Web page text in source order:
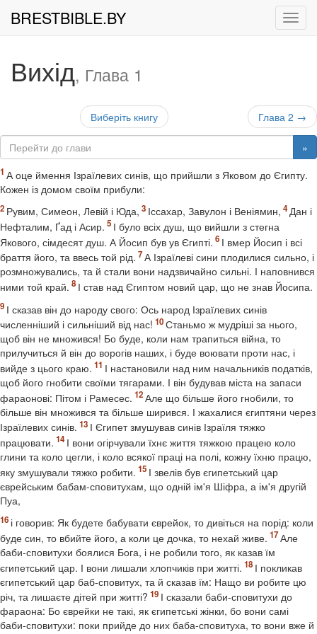
Рух
BRESTBIBLE.BY
Вихід, Глава 1
Виберіть книгу Глава 2 →
»
А оце ймення Ізраїлевих синів, що прийшли з Яковом до Єгипту.
Кожен із домом своїм прибули:
Рувим, Симеон, Левій і Юда,
Іссахар, Завулон і Веніямин,
Дан і
Нефталим, Ґад і Асир.
І було всіх душ, що вийшли з стегна
Якового, сімдесят душ. А Йосип був ув Єгипті.
І вмер Йосип і всі
браття його, та ввесь той рід.
А Ізраїлеві сини плодилися сильно, і
розмножувались, та й стали вони надзвичайно сильні. І наповнився
ними той край.
І став над Єгиптом новий цар, що не знав Йосипа.
І сказав він до народу свого: Ось народ Ізраїлевих синів
численніший і сильніший від нас!
Станьмо ж мудріші за нього,
щоб він не множився! Бо буде, коли нам трапиться війна, то
прилучиться й він до ворогів наших, і буде воювати проти нас, і
вийде з цього краю.
І настановили над ним начальників податків,
щоб його гнобити своїми тягарами. І він будував міста на запаси
фараонові: Пітом і Рамесес.
Але що більше його гнобили, то
більше він множився та більше ширився. І жахалися єгиптяни через
Ізраїлевих синів.
І Єгипет змушував синів Ізраїля тяжко
працювати.
І вони огірчували їхнє життя тяжкою працею коло
глини та коло цегли, і коло всякої праці на полі, кожну їхню працю,
яку змушували тяжко робити.
І звелів був єгипетський цар
єврейським бабам-сповитухам, що одній ім'я Шіфра, а ім'я другій
Пуа,
і говорив: Як будете бабувати єврейок, то дивіться на порід: коли
буде син, то вбийте його, а коли це дочка, то нехай живе.
Але
баби-сповитухи боялися Бога, і не робили того, як казав їм
єгипетський цар. І вони лишали хлопчиків при житті.
І покликав
єгипетський цар баб-сповитух, та й сказав їм: Нащо ви робите цю
річ, та лишаєте дітей при житті?
І сказали баби-сповитухи до
фараона: Бо єврейки не такі, як єгипетські жінки, бо вони самі
баби-сповитухи: поки прийде до них баба-сповитуха, то вони вже й